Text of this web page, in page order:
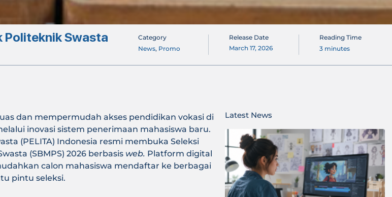
Politeknik Swasta
Category
News, Promo
Release Date
March 17, 2026
Reading Time
3 minutes
dan mempermudah akses pendidikan vokasi di
inovasi sistem penerimaan mahasiswa baru.
(PELITA) Indonesia resmi membuka Seleksi
(SBMPS) 2026 berbasis web. Platform digital
calon mahasiswa mendaftar ke berbagai
pintu seleksi.
Latest News